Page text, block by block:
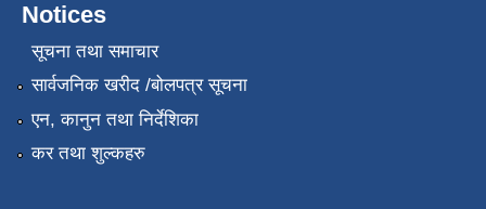
Notices
सूचना तथा समाचार
सार्वजनिक खरीद /बोलपत्र सूचना
एन, कानुन तथा निर्देशिका
कर तथा शुल्कहरु